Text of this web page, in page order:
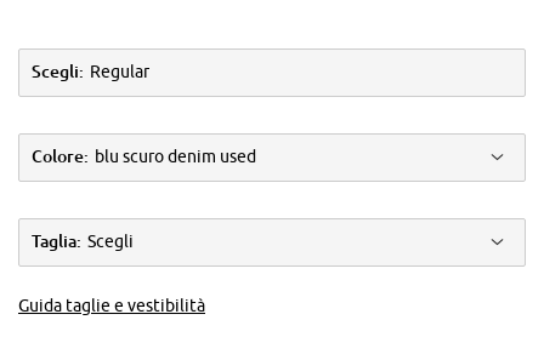
Scegli: Regular
Colore: blu scuro denim used
Taglia: Scegli
Guida taglie e vestibilità